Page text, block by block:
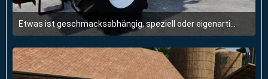
14. Mai 2026 um 10:15